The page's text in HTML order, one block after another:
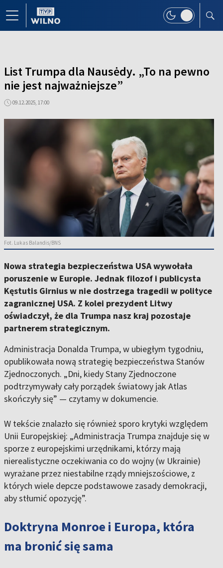
List Trumpa dla Nausėdy. „To na pewno
nie jest najważniejsze”
09.12.2025, 17:00
Fot. Lukas Balandis/BNS
Nowa strategia bezpieczeństwa USA wywołała
poruszenie w Europie. Jednak filozof i publicysta
Kęstutis Girnius w nie dostrzega tragedii w polityce
zagranicznej USA. Z kolei prezydent Litwy
oświadczył, że dla Trumpa nasz kraj pozostaje
partnerem strategicznym.
Administracja Donalda Trumpa, w ubiegłym tygodniu,
opublikowała nową strategię bezpieczeństwa Stanów
Zjednoczonych. „Dni, kiedy Stany Zjednoczone
podtrzymywały cały porządek światowy jak Atlas
skończyły się” — czytamy w dokumencie.
W tekście znalazło się również sporo krytyki względem
Unii Europejskiej: „Administracja Trumpa znajduje się w
sporze z europejskimi urzędnikami, którzy mają
nierealistyczne oczekiwania co do wojny (w Ukrainie)
wyrażane przez niestabilne rządy mniejszościowe, z
których wiele depcze podstawowe zasady demokracji,
aby stłumić opozycję”.
Doktryna Monroe i Europa, która
ma bronić się sama